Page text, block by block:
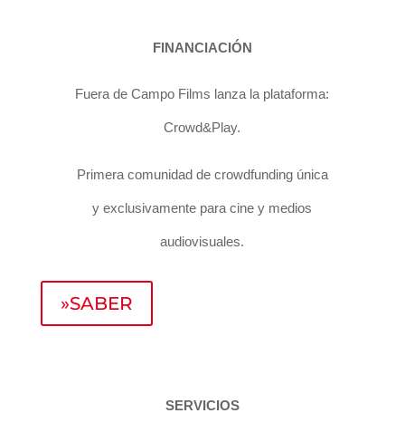
FINANCIACIÓN
Fuera de Campo Films lanza la plataforma:
Crowd&Play.
Primera comunidad de crowdfunding única
y exclusivamente para cine y medios
audiovisuales.
»SABER
SERVICIOS